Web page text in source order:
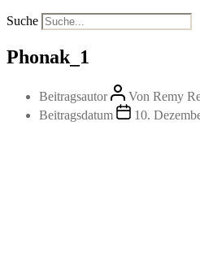
Suche
Phonak_1
Beitragsautor Von Remy
Beitragsdatum
10.